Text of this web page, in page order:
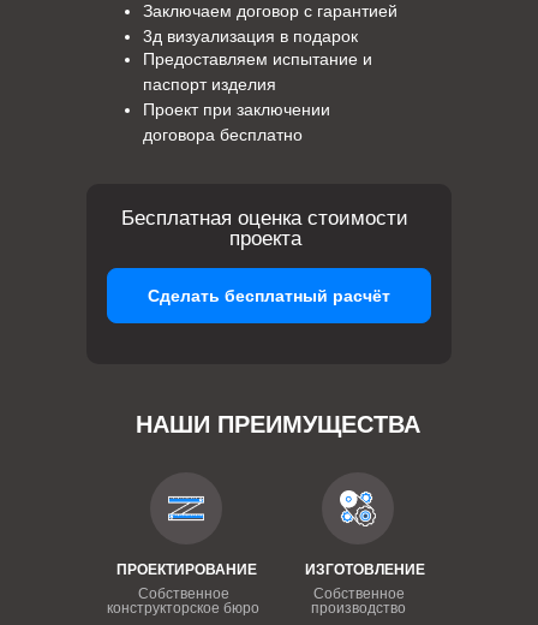
Предоставляем испытание и
паспорт изделия
Проект при заключении
договора бесплатно
Заключаем договор с гарантией
3д визуализация в подарок
НАШИ ПРЕИМУЩЕСТВА
ПРОЕКТИРОВАНИЕ
Собственное
конструкторское бюро
ИЗГОТОВЛЕНИЕ
Собственное
производство
Бесплатная оценка стоимости
проекта
Сделать бесплатный расчёт